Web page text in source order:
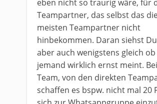
eben nicht so traurig wäre, für
Teampartner, das selbst das
meisten Teampartner nicht
hinbekommen. Daran siehst
aber auch wenigstens gleich ob
jemand wirklich ernst meint.
Team, von den direkten
schaffen es bspw. nicht mal 20